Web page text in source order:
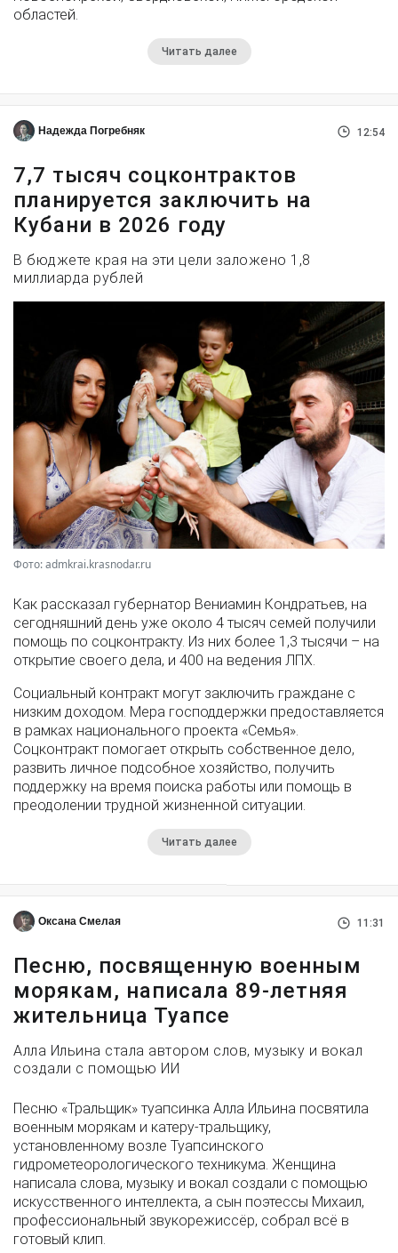
областей.
Читать далее
Надежда Погребняк 12:54
7,7 тысяч соцконтрактов
планируется заключить на
Кубани в 2026 году
В бюджете края на эти цели заложено 1,8
миллиарда рублей
Фото: admkrai.krasnodar.ru
Как рассказал губернатор Вениамин Кондратьев, на
сегодняшний день уже около 4 тысяч семей получили
помощь по соцконтракту. Из них более 1,3 тысячи – на
открытие своего дела, и 400 на ведения ЛПХ.
Социальный контракт могут заключить граждане с
низким доходом. Мера господдержки предоставляется
в рамках национального проекта «Семья».
Соцконтракт помогает открыть собственное дело,
развить личное подсобное хозяйство, получить
поддержку на время поиска работы или помощь в
преодолении трудной жизненной ситуации.
Читать далее
Оксана Смелая 11:31
Песню, посвященную военным
морякам, написала 89-летняя
жительница Туапсе
Алла Ильина стала автором слов, музыку и вокал
создали с помощью ИИ
Песню «Тральщик» туапсинка Алла Ильина посвятила
военным морякам и катеру-тральщику,
установленному возле Туапсинского
гидрометеорологического техникума. Женщина
написала слова, музыку и вокал создали с помощью
искусственного интеллекта, а сын поэтессы Михаил,
профессиональный звукорежиссёр, собрал всё в
готовый клип.